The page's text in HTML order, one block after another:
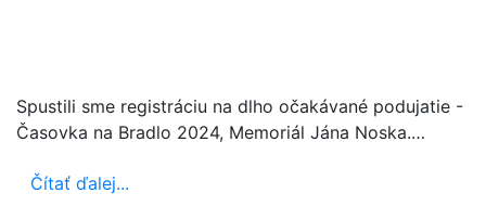
Spustili sme registráciu na dlho očakávané podujatie -
Časovka na Bradlo 2024, Memoriál Jána Noska.…
Čítať ďalej...